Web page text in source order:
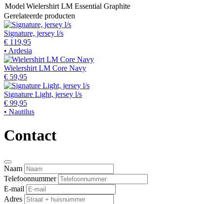
Model Wielershirt LM Essential Graphite
Gerelateerde producten
Signature, jersey l/s
€ 119,95
• Ardesia
Wielershirt LM Core Navy
€ 59,95
Signature Light, jersey l/s
€ 99,95
• Nautilus
Contact
Naam
Telefoonnummer
E-mail
Adres